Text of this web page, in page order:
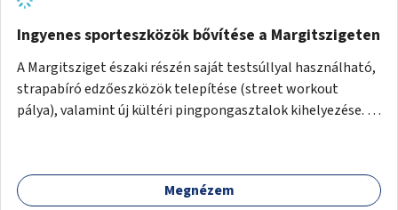
Ingyenes sporteszközök bővítése a Margitszigeten
A Margitsziget északi részén saját testsúllyal használható,
strapabíró edzőeszközök telepítése (street workout
pálya), valamint új kültéri pingpongasztalok kihelyezése. A
népszerű, ingyenes sportolási lehetőség válna elérhetővé a
sziget északi felén, ahol jelenleg egyetlen asztal sem
Megnézem